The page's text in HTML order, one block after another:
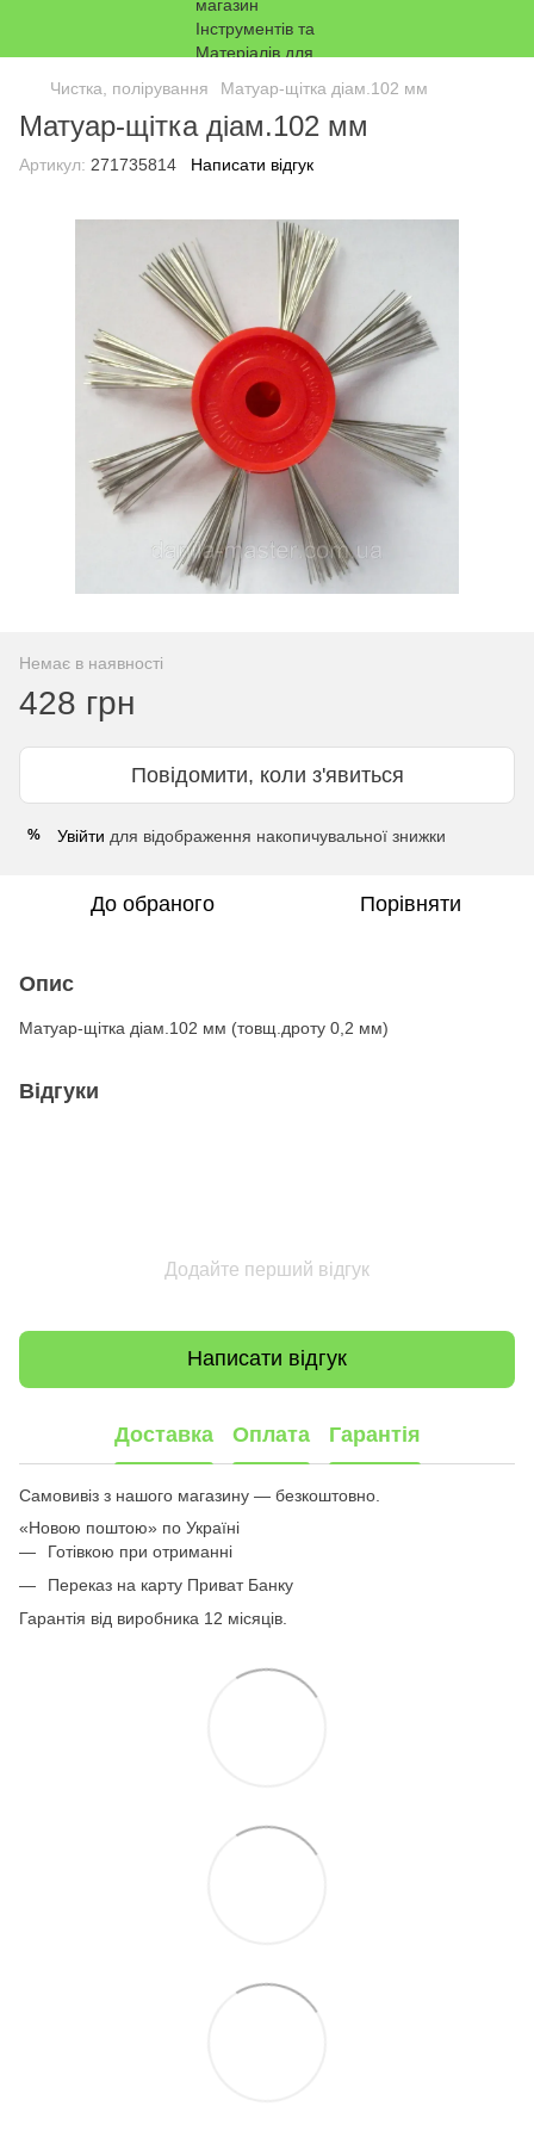
Чистка, полірування Матуар-щітка діам.102 мм
Матуар-щітка діам.102 мм
Артикул: 271735814 Написати відгук
Немає в наявності
428 грн
Повідомити, коли з'явиться
% Увійти для відображення накопичувальної знижки
До обраного Порівняти
Опис
Матуар-щітка діам.102 мм (товщ.дроту 0,2 мм)
Відгуки
Додайте перший відгук
Написати відгук
Доставка Оплата Гарантія
Самовивіз з нашого магазину — безкоштовно.
«Новою поштою» по Україні
Готівкою при отриманні
Переказ на карту Приват Банку
Гарантія від виробника 12 місяців.